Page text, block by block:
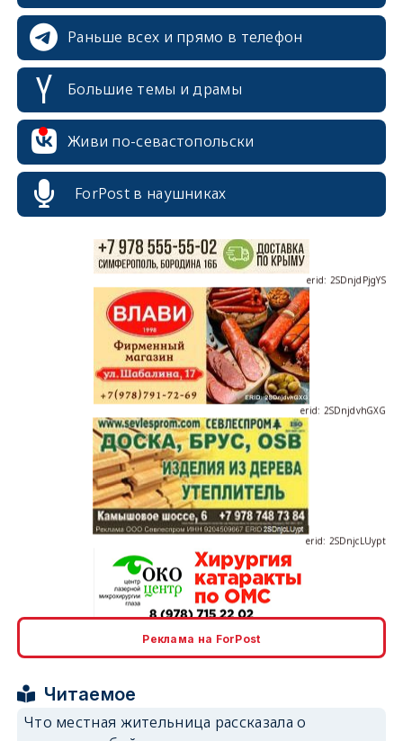
Раньше всех и прямо в телефон
Большие темы и драмы
Живи по-севастопольски
ForPost в наушниках
erid: 2SDnjcrDNw6
erid: 2SDnjdPjgYS
erid: 2SDnjdvhGXG
Реклама на ForPost
Читаемое
Что местная жительница рассказала о